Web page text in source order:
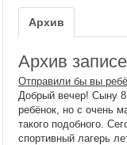
Архив
Архив
Отправили бы вы
Добрый вечер! Сыну
ребёнок, но с очень
такого подобного.
спортивный лагерь